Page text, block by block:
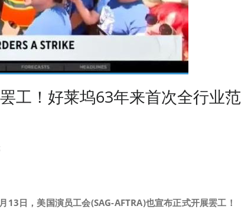
工！好莱坞63年来首次全行业范
13日，美国演员工会(SAG-AFTRA)也宣布正式开展罢工！